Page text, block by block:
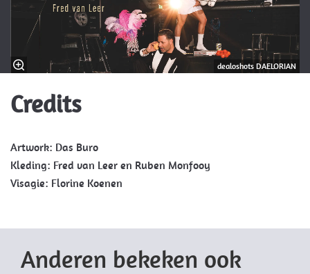
dealoshots DAELORIAN
Credits
Artwork: Das Buro
Kleding: Fred van Leer en Ruben Monfooy
Visagie: Florine Koenen
Anderen bekeken ook